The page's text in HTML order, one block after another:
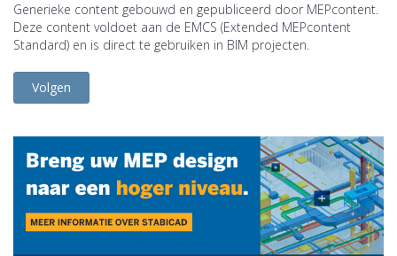
Generieke content gebouwd en gepubliceerd door MEPcontent.
Deze content voldoet aan de EMCS (Extended MEPcontent
Standard) en is direct te gebruiken in BIM projecten.
Volgen